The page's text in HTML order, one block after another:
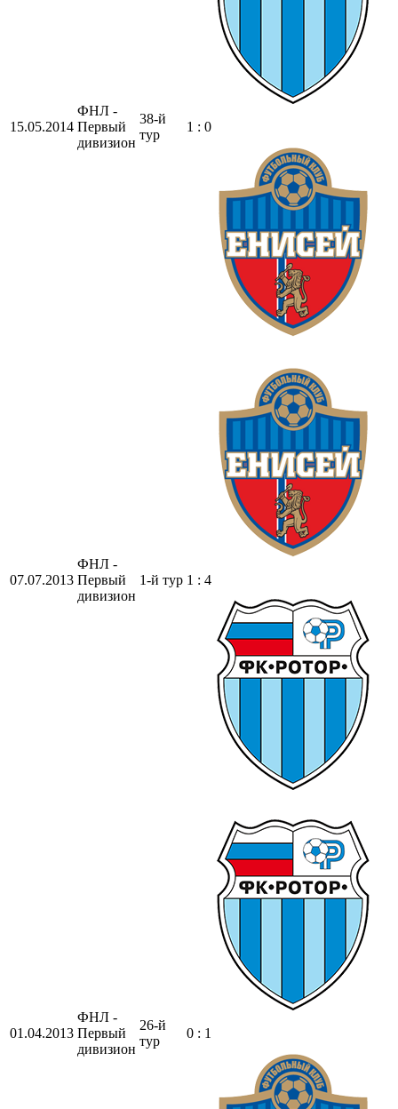
15.05.2014
ФНЛ -
Первый
дивизион
38-й
тур
1 : 0
07.07.2013
ФНЛ -
Первый
дивизион
1-й тур 1 : 4
01.04.2013
ФНЛ -
Первый
дивизион
26-й
тур
0 : 1